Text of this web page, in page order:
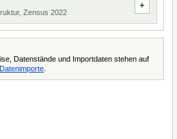
Zensus 2022
Datenstände und Importdaten stehen auf